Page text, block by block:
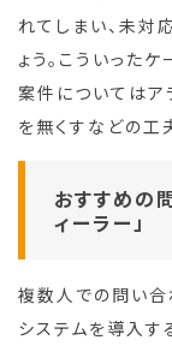
れてしまい、未対
ょう。こういった
案件についてはア
を無くすなどの工
おすすめの
ィーラー」
複数人での問い
システムを導入す